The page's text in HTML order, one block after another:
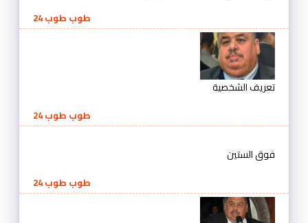
طوب طوب 24
تعريف الشخصية
طوب طوب 24
فوق الستين
طوب طوب 24